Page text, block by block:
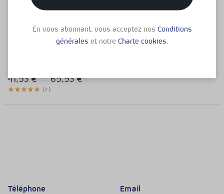
Mineraux & Oligo-Elements
Klamath en poudre
Bio 100% PURE*
41,93€–69,93€
(2 )
Téléphone Email
En vous abonnant, vous acceptez nos Conditions
générales et notre Charte cookies